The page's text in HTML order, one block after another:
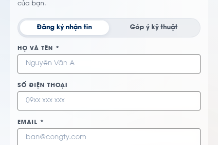
của bạn.
Đăng ký nhận tin Góp ý kỹ thuật
HỌ VÀ TÊN *
SỐ ĐIỆN THOẠI
EMAIL *